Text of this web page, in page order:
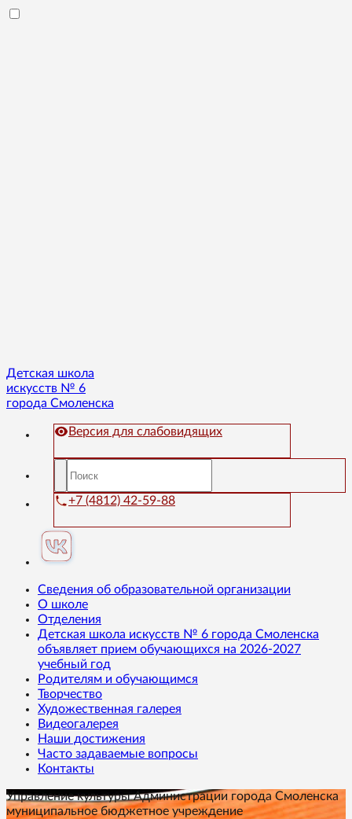
Детская школа
искусств № 6
города Смоленска
Версия для слабовидящих
+7 (4812) 42-59-88
Сведения об образовательной организации
О школе
Отделения
Детская школа искусств № 6 города Смоленска
объявляет прием обучающихся на 2026-2027
учебный год
Родителям и обучающимся
Творчество
Художественная галерея
Видеогалерея
Наши достижения
Часто задаваемые вопросы
Контакты
Управление культуры Администрации города Смоленска
муниципальное бюджетное учреждение